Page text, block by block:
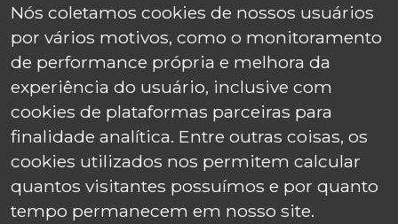
Nós coletamos cookies de nossos usuários
por vários motivos, como o monitoramento
de performance própria e melhora da
experiência do usuário, inclusive com
cookies de plataformas parceiras para
finalidade analítica. Entre outras coisas, os
cookies utilizados nos permitem calcular
quantos visitantes possuímos e por quanto
tempo permanecem em nosso site.